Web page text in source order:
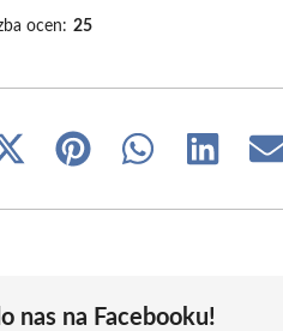
ocen: 25
Share
(Twitter)
Share
Share
Share
nas na Facebooku!